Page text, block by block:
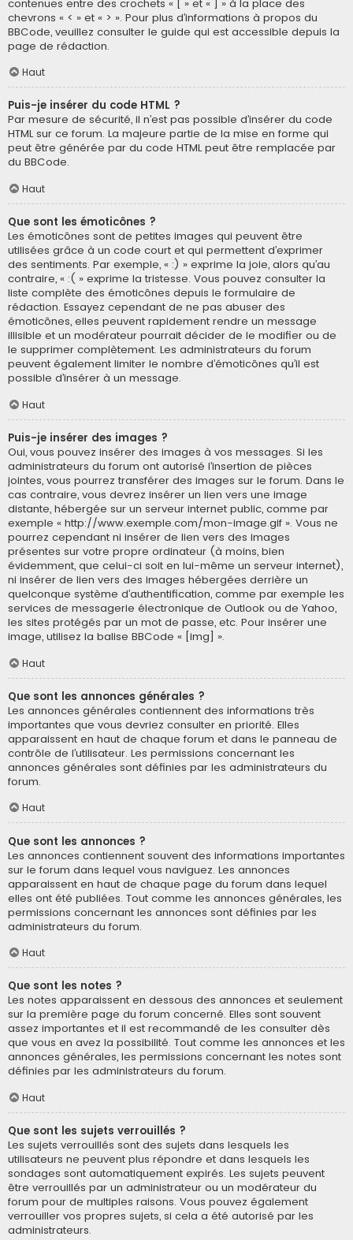
contenues entre des crochets « [ » et « ] » à la place des
chevrons « < » et « > ». Pour plus d’informations à propos du
BBCode, veuillez consulter le guide qui est accessible depuis la
page de rédaction.
Haut
Puis-je insérer du code HTML ?
Par mesure de sécurité, il n’est pas possible d’insérer du code
HTML sur ce forum. La majeure partie de la mise en forme qui
peut être générée par du code HTML peut être remplacée par
du BBCode.
Haut
Que sont les émoticônes ?
Les émoticônes sont de petites images qui peuvent être
utilisées grâce à un code court et qui permettent d’exprimer
des sentiments. Par exemple, « :) » exprime la joie, alors qu’au
contraire, « :( » exprime la tristesse. Vous pouvez consulter la
liste complète des émoticônes depuis le formulaire de
rédaction. Essayez cependant de ne pas abuser des
émoticônes, elles peuvent rapidement rendre un message
illisible et un modérateur pourrait décider de le modifier ou de
le supprimer complètement. Les administrateurs du forum
peuvent également limiter le nombre d’émoticônes qu’il est
possible d’insérer à un message.
Haut
Puis-je insérer des images ?
Oui, vous pouvez insérer des images à vos messages. Si les
administrateurs du forum ont autorisé l’insertion de pièces
jointes, vous pourrez transférer des images sur le forum. Dans le
cas contraire, vous devrez insérer un lien vers une image
distante, hébergée sur un serveur internet public, comme par
exemple « http://www.exemple.com/mon-image.gif ». Vous ne
pourrez cependant ni insérer de lien vers des images
présentes sur votre propre ordinateur (à moins, bien
évidemment, que celui-ci soit en lui-même un serveur internet),
ni insérer de lien vers des images hébergées derrière un
quelconque système d’authentification, comme par exemple les
services de messagerie électronique de Outlook ou de Yahoo,
les sites protégés par un mot de passe, etc. Pour insérer une
image, utilisez la balise BBCode « [img] ».
Haut
Que sont les annonces générales ?
Les annonces générales contiennent des informations très
importantes que vous devriez consulter en priorité. Elles
apparaissent en haut de chaque forum et dans le panneau de
contrôle de l’utilisateur. Les permissions concernant les
annonces générales sont définies par les administrateurs du
forum.
Haut
Que sont les annonces ?
Les annonces contiennent souvent des informations importantes
sur le forum dans lequel vous naviguez. Les annonces
apparaissent en haut de chaque page du forum dans lequel
elles ont été publiées. Tout comme les annonces générales, les
permissions concernant les annonces sont définies par les
administrateurs du forum.
Haut
Que sont les notes ?
Les notes apparaissent en dessous des annonces et seulement
sur la première page du forum concerné. Elles sont souvent
assez importantes et il est recommandé de les consulter dès
que vous en avez la possibilité. Tout comme les annonces et les
annonces générales, les permissions concernant les notes sont
définies par les administrateurs du forum.
Haut
Que sont les sujets verrouillés ?
Les sujets verrouillés sont des sujets dans lesquels les
utilisateurs ne peuvent plus répondre et dans lesquels les
sondages sont automatiquement expirés. Les sujets peuvent
être verrouillés par un administrateur ou un modérateur du
forum pour de multiples raisons. Vous pouvez également
verrouiller vos propres sujets, si cela a été autorisé par les
administrateurs.